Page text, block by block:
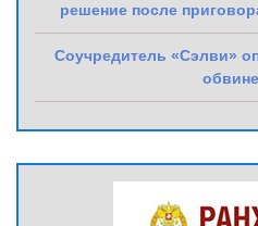
решение после
Соучредитель «Сэлви»